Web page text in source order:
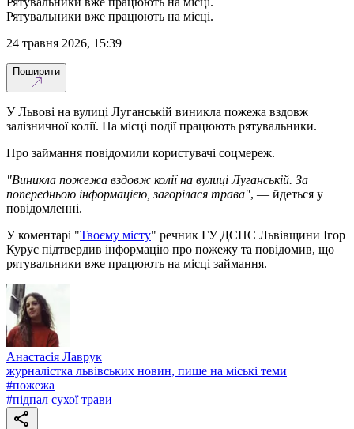
Рятувальники вже працюють на місці.
24 травня 2026, 15:39
Поширити
У Львові на вулиці Луганській виникла пожежа вздовж
залізничної колії. На місці події працюють рятувальники.
Про займання повідомили користувачі соцмереж.
"Виникла пожежа вздовж колії на вулиці Луганській. За
попередньою інформацією, загорілася трава", — йдеться у
повідомленні.
У коментарі "Твоєму місту" речник ГУ ДСНС Львівщини Ігор
Курус підтвердив інформацію про пожежу та повідомив, що
рятувальники вже працюють на місці займання.
Анастасія Лаврук
журналістка львівських новин, пише на міські теми
#пожежа
#підпал сухої трави